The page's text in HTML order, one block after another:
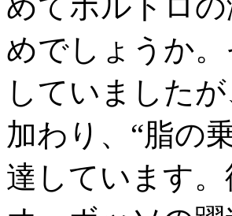
めでしょうか
していました
加わり、“脂の
達しています